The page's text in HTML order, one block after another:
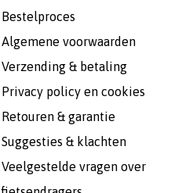
Bestelproces
Algemene voorwaarden
Verzending & betaling
Privacy policy en cookies
Retouren & garantie
Suggesties & klachten
Veelgestelde vragen over